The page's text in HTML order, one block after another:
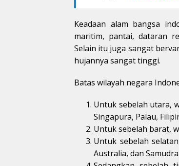
Keadaan alam bangsa
maritim, pantai, dataran
Selain itu juga sangat
hujannya sangat tinggi.
Batas wilayah negara
Untuk sebelah utara,
Singapura, Palau,
Untuk sebelah barat,
Untuk sebelah
Australia, dan